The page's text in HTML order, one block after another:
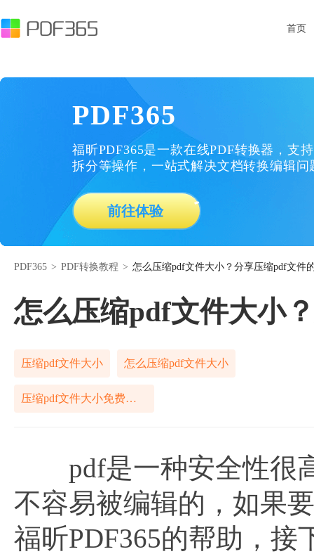
首页
PDF365
福昕PDF365是一款在线PDF转换器，支
拆分等操作，一站式解决文档转换编辑问
前往体验
PDF365 > PDF转换教程 > 怎么压缩pdf文件大小？分享压缩pdf文件
怎么压缩pdf文件大小
压缩pdf文件大小 怎么压缩pdf文件大小
压缩pdf文件大小免费工具
pdf是一种安全性很高
不容易被编辑的，如果
福昕PDF365的帮助，接